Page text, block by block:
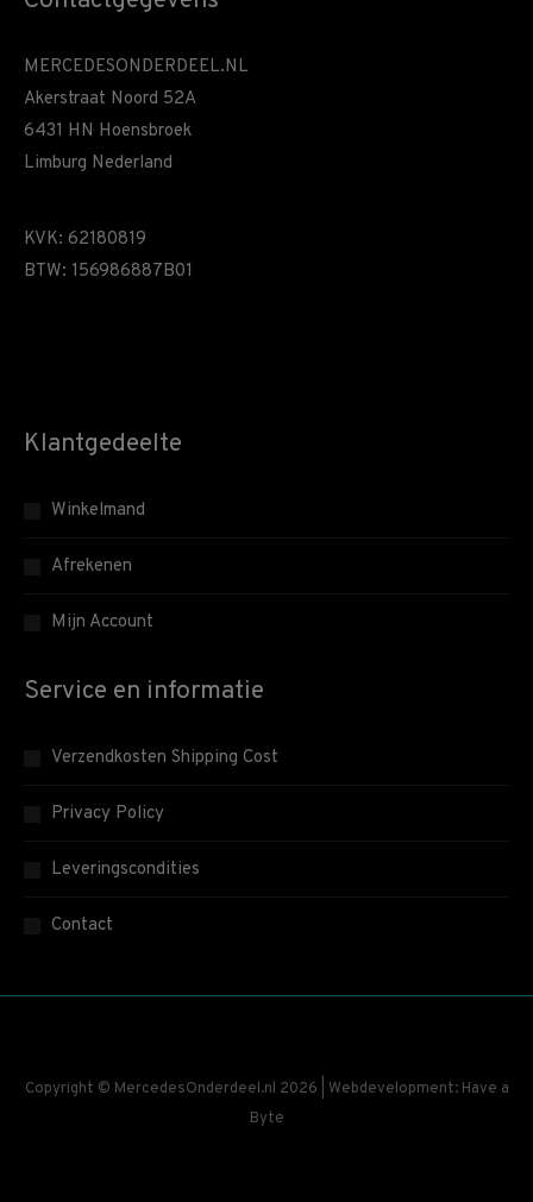
MERCEDESONDERDEEL.NL
Akerstraat Noord 52A
6431 HN Hoensbroek
Limburg Nederland
KVK: 62180819
BTW: 156986887B01
Klantgedeelte
Winkelmand
Afrekenen
Mijn Account
Service en informatie
Verzendkosten Shipping Cost
Privacy Policy
Leveringscondities
Contact
Copyright © MercedesOnderdeel.nl 2026 | Webdevelopment: Have a
Byte